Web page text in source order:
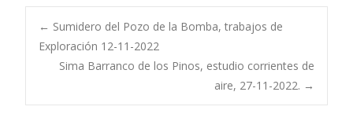
Navegación
← Sumidero del Pozo de la Bomba, trabajos de
Exploración 12-11-2022
Sima Barranco de los Pinos, estudio corrientes de
aire, 27-11-2022. →